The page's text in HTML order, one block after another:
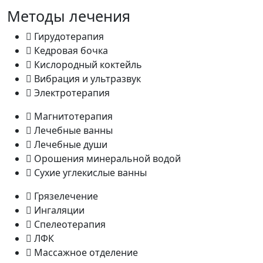
Методы лечения
Гирудотерапия
Кедровая бочка
Кислородный коктейль
Вибрация и ультразвук
Электротерапия
Магнитотерапия
Лечебные ванны
Лечебные души
Орошения минеральной водой
Сухие углекислые ванны
Грязелечение
Ингаляции
Спелеотерапия
ЛФК
Массажное отделение